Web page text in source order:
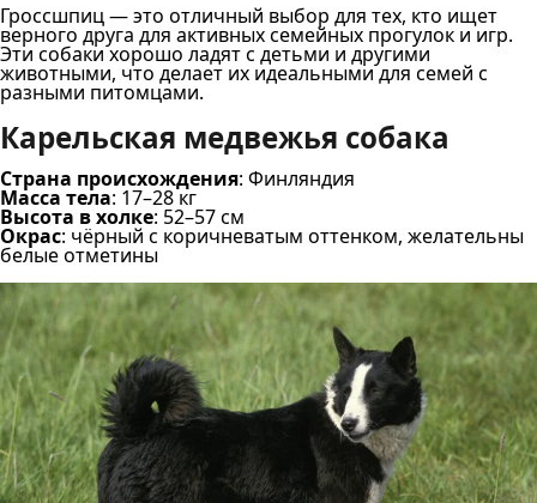
Гроссшпиц — это отличный выбор для тех, кто ищет
верного друга для активных семейных прогулок и игр.
Эти собаки хорошо ладят с детьми и другими
животными, что делает их идеальными для семей с
разными питомцами.
Карельская медвежья собака
Страна происхождения: Финляндия
Масса тела: 17–28 кг
Высота в холке: 52–57 см
Окрас: чёрный с коричневатым оттенком, желательны
белые отметины